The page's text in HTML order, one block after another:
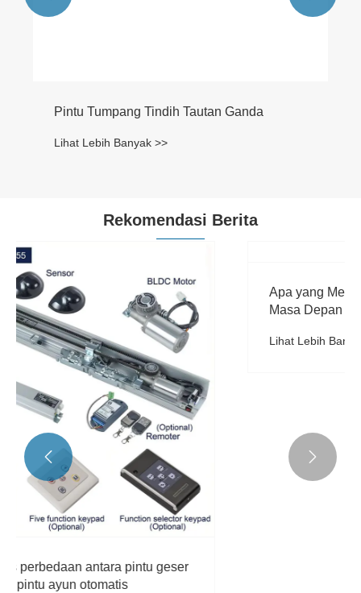
Rekomendasi Berita
Apa yang Menjadikan Pintu Putar Otomatis
Masa Depan Sistem Masuk Arsitektur?
 